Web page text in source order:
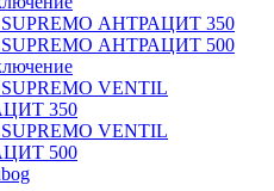
SUPREMO АНТРАЦИТ 350
SUPREMO АНТРАЦИТ 500
VENTIL
350
VENTIL
500